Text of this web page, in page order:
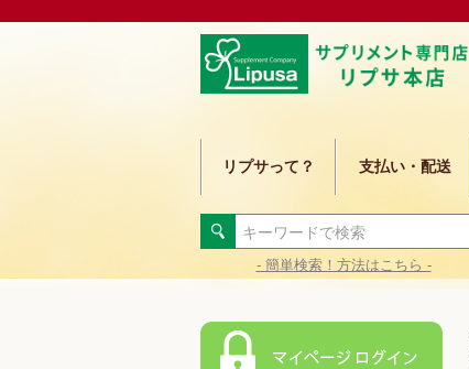
リプサって？ 支払い・配送
- 簡単検索！方法はこちら -